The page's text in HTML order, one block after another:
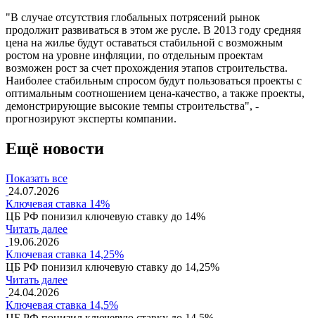
"В случае отсутствия глобальных потрясений рынок
продолжит развиваться в этом же русле. В 2013 году средняя
цена на жилье будут оставаться стабильной с возможным
ростом на уровне инфляции, по отдельным проектам
возможен рост за счет прохождения этапов строительства.
Наиболее стабильным спросом будут пользоваться проекты с
оптимальным соотношением цена-качество, а также проекты,
демонстрирующие высокие темпы строительства", -
прогнозируют эксперты компании.
Ещё новости
Показать все
24.07.2026
Ключевая ставка 14%
ЦБ РФ понизил ключевую ставку до 14%
Читать далее
19.06.2026
Ключевая ставка 14,25%
ЦБ РФ понизил ключевую ставку до 14,25%
Читать далее
24.04.2026
Ключевая ставка 14,5%